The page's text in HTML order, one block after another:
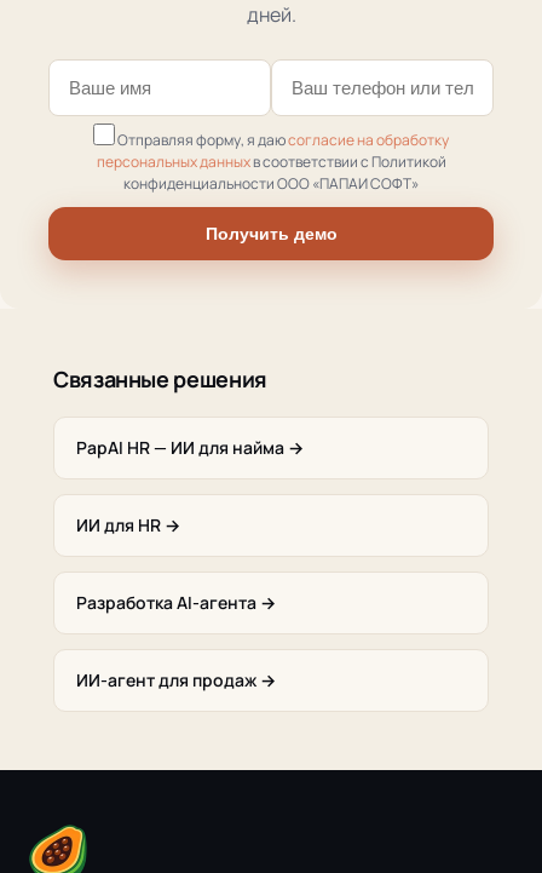
дней.
Отправляя форму, я даюсогласие на обработку
персональных данныхв соответствии с Политикой
конфиденциальности ООО «ПАПАИ СОФТ»
Получить демо
Связанные решения
PapAI HR — ИИ для найма →
ИИ для HR →
Разработка AI-агента →
ИИ-агент для продаж →